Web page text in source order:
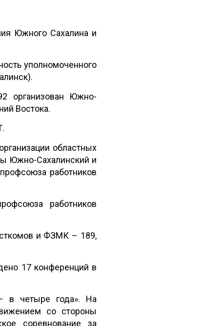
Южного Сахалина и
уполномоченного
организован Южно-
Востока.
областных
Южно-Сахалинский и
работников
работников
и ФЗМК – 189,
17 конференций в
– в четыре года». На
со стороны
соревнование за